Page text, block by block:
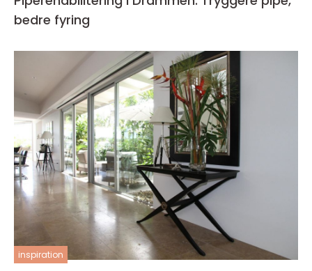
bedre fyring
inspiration